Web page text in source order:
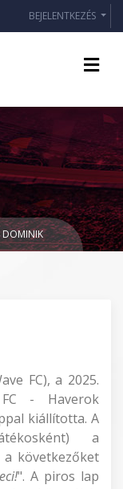
BEJELENTKEZÉS
FC), a 2025.
- Haverok
kiállította. A
a
a következőket
". A piros lap